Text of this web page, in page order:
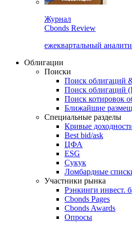
Журнал
Cbonds Review
ежеквартальный
Облигации
Поиски
Поиск облигаций
Поиск облигаций
Поиск котировок
Ближайшие
Специальные разделы
Кривые
Best bid/ask
ЦФА
ESG
Сукук
Ломбардные
Участники рынка
Рэнкинги инвест.
Cbonds Pages
Cbonds Awards
Опросы